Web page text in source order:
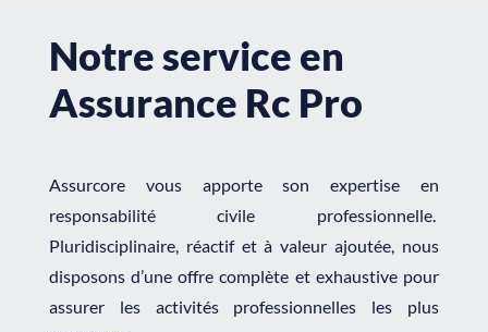
Notre service en
Assurance Rc Pro
Assurcore vous apporte son expertise en
responsabilité civile professionnelle.
Pluridisciplinaire, réactif et à valeur ajoutée, nous
disposons d’une offre complète et exhaustive pour
assurer les activités professionnelles les plus